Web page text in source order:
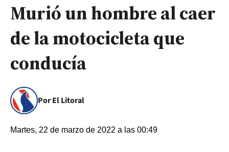
Murió un hombre al caer
de la motocicleta que
conducía
Por El Litoral
Martes, 22 de marzo de 2022 a las 00:49